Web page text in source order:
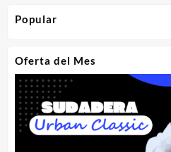
Popular
Oferta del Mes